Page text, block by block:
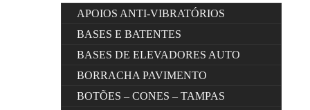
APOIOS ANTI-VIBRATÓRIOS
BASES E BATENTES
BASES DE ELEVADORES AUTO
BORRACHA PAVIMENTO
BOTÕES – CONES – TAMPAS